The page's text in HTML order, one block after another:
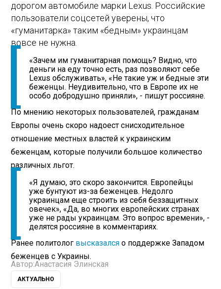
дорогом автомобиле марки Lexus. Российские
пользователи соцсетей уверены, что
«гуманитарка» таким «бедным» украинцам
вовсе не нужна.
«Зачем им гуманитарная помощь? Видно, что
деньги на еду точно есть, раз позволяют себе
Lexus обслуживать», «Не такие уж и бедные эти
беженцы. Неудивительно, что в Европе их не
особо добродушно приняли», - пишут россияне.
По мнению некоторых пользователей, гражданам
Европы очень скоро надоест снисходительное
отношение местных властей к украинским
беженцам, которые получили большое количество
различных льгот.
«Я думаю, это скоро закончится. Европейцы
уже бунтуют из-за беженцев. Недолго
украинцам еще строить из себя беззащитных
овечек», «Да, во многих европейских странах
уже не рады украинцам. Это вопрос времени», -
делятся россияне в комментариях.
Ранее политолог высказалсяо поддержке Западом
беженцев с Украины.
Автор:Анастасия Элинская
АКТУАЛЬНО